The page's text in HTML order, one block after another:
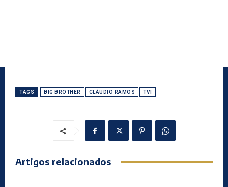
TAGS BIG BROTHER CLÁUDIO RAMOS TVI
Artigos relacionados